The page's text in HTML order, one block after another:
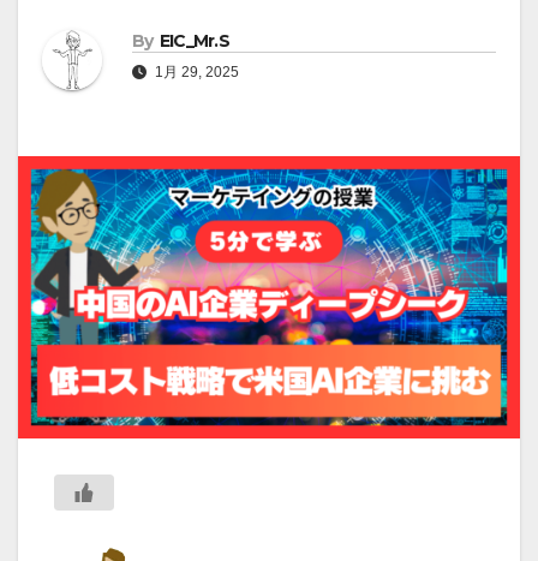
By EIC_Mr.S
1月 29, 2025